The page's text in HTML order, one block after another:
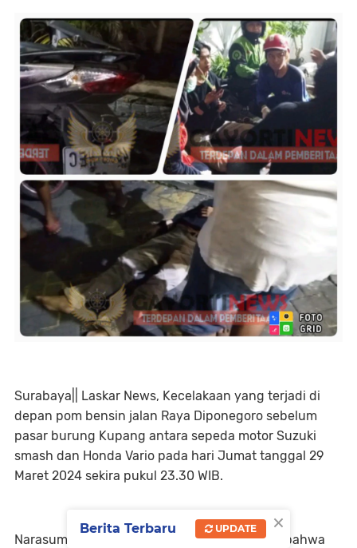
Surabaya|| Laskar News, Kecelakaan yang terjadi di
depan pom bensin jalan Raya Diponegoro sebelum
pasar burung Kupang antara sepeda motor Suzuki
smash dan Honda Vario pada hari Jumat tanggal 29
Maret 2024 sekira pukul 23.30 WIB.
Narasumber yang bernama Dwi mengatakan bahwa
×
Berita Terbaru UPDATE